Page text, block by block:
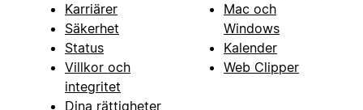
Karriärer
Säkerhet
Status
Villkor och
integritet
Dina rättigheter
Mac och
Windows
Kalender
Web Clipper